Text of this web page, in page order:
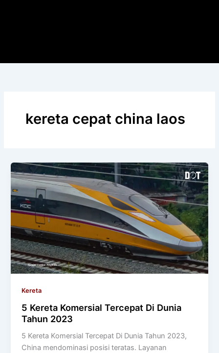
kereta cepat china laos
Kereta
5 Kereta Komersial Tercepat Di Dunia
Tahun 2023
5 Kereta Komersial Tercepat Di Dunia Tahun 2023,
China mendominasi posisi teratas. Layanan